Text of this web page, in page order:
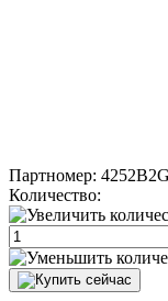
Партномер: 4252B2G
Количество: